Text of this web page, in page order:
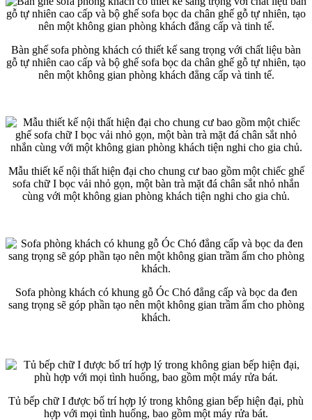
Bàn ghế sofa phòng khách có thiết kế sang trọng với chất liệu bàn
gỗ tự nhiên cao cấp và bộ ghế sofa bọc da chân ghế gỗ tự nhiên, tạo
nên một không gian phòng khách đẳng cấp và tinh tế.
Mẫu thiết kế nội thất hiện đại cho chung cư bao gồm một chiếc ghế
sofa chữ I bọc vải nhỏ gọn, một bàn trà mặt đá chân sắt nhỏ nhắn
cùng với một không gian phòng khách tiện nghi cho gia chủ.
Sofa phòng khách có khung gỗ Óc Chó đẳng cấp và bọc da đen
sang trọng sẽ góp phần tạo nên một không gian trầm ấm cho phòng
khách.
Tủ bếp chữ I được bố trí hợp lý trong không gian bếp hiện đại, phù
hợp với mọi tình huống, bao gồm một máy rửa bát.